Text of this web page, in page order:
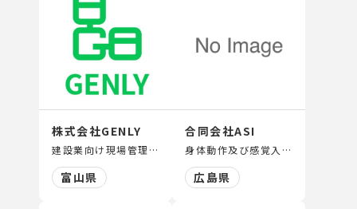
株式会社GENLY
建設業向け現場管理クラウド「GENLY」の開発・運用、動画制作・SNS運用、HP/LP制作、システム開発
富山県
合同会社ASI
身体動作及び感覚入力の最適化を目的とした支援機器・ツール・プログラムの企画、セミナー、研修の開催等
広島県